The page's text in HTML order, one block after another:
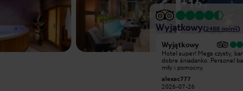
Wyjątkowy(2488 opinii)
Wyjątkowy
pokój przestronny zawiera wszystko
Wyjątkowy
Hotel super! Mega czysty,
dobre śniadanko. Personel
miły i pomocny.
alexac777
2026-07-26